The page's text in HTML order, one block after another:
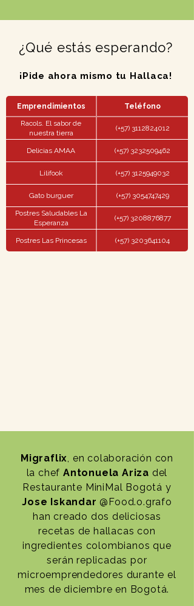
¿Qué estás esperando?
¡Pide ahora mismo tu Hallaca!
Emprendimientos Teléfono
Racols. El sabor de
nuestra tierra
(+57) 3112824012
Delicias AMAA (+57) 3232509462
Lilifook (+57) 3125949032
Gato burguer (+57) 3054747429
Postres Saludables La
Esperanza
(+57) 3208876877
Postres Las Princesas (+57) 3203641104
La Cocina de Majo
Caramel Eventos Mágicos (+57) 3507411111
(+57) 3142402882
Productos Vilma (+57) 3177665926
Bocaditos Yenny
Migraflix, en colaboración con
la chefAntonuela Ariza del
Restaurante MiniMal Bogotá y
Jose Iskandar @Food.o.grafo
han creado dos deliciosas
recetas de hallacas con
ingredientes colombianos que
serán replicadas por
microemprendedores durante el
mes de diciembre en Bogotá.